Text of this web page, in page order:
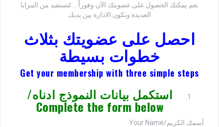
نعم يمكنك الحصول على عضويتك الآن وفوراً … لتستفيد من المزايا
العديدة وتكون الادارة بين يديك
احصل على عضويتك بثلاث
خطوات بسيطة
Get your membership with three simple steps
استكمل بيانات النموذج ادناه/
Complete the form below
أسمك الكريم/Your Name